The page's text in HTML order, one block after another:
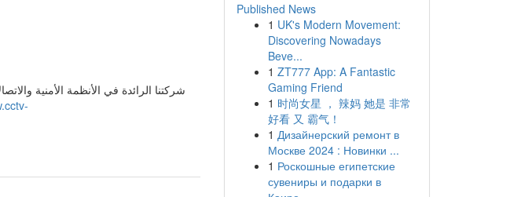
شركتنا الرائدة في الأنظمة الأمنية
Published News
1 UK's Modern Movement:
Discovering Nowadays
Beve...
1 ZT777 App: A Fantastic
Gaming Friend
1 时尚女星 ， 辣妈 她是 非常
好看 又 霸气！
1 Дизайнерский ремонт в
Москве 2024 : Новинки ...
1 Роскошные египетские
сувениры и подарки в